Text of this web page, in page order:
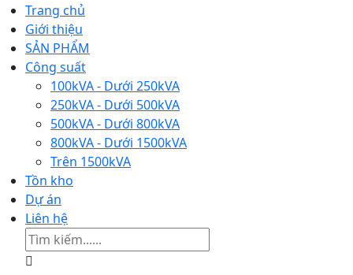
Trang chủ
Giới thiệu
SẢN PHẨM
Công suất
100kVA - Dưới 250kVA
250kVA - Dưới 500kVA
500kVA - Dưới 800kVA
800kVA - Dưới 1500kVA
Trên 1500kVA
Tồn kho
Dự án
Liên hệ